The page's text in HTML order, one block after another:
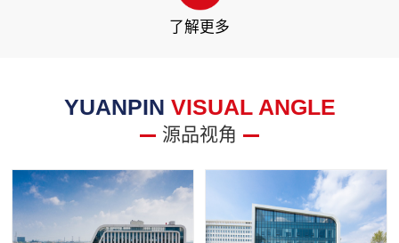
了解更多
YUANPIN VISUAL ANGLE
源品视角